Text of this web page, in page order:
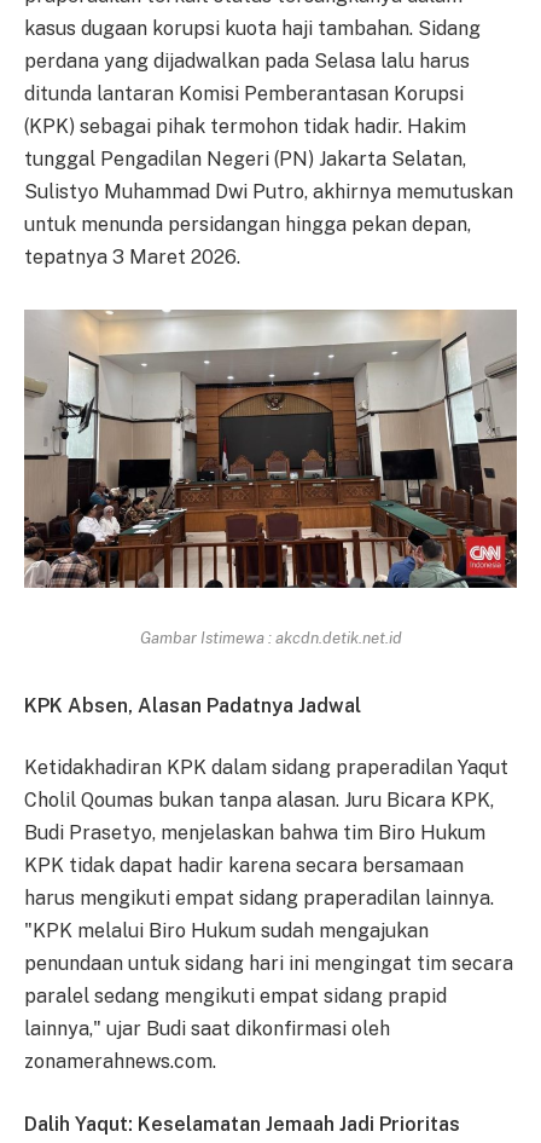
kasus dugaan korupsi kuota haji tambahan. Sidang
perdana yang dijadwalkan pada Selasa lalu harus
ditunda lantaran Komisi Pemberantasan Korupsi
(KPK) sebagai pihak termohon tidak hadir. Hakim
tunggal Pengadilan Negeri (PN) Jakarta Selatan,
Sulistyo Muhammad Dwi Putro, akhirnya memutuskan
untuk menunda persidangan hingga pekan depan,
tepatnya 3 Maret 2026.
Gambar Istimewa : akcdn.detik.net.id
KPK Absen, Alasan Padatnya Jadwal
Ketidakhadiran KPK dalam sidang praperadilan Yaqut
Cholil Qoumas bukan tanpa alasan. Juru Bicara KPK,
Budi Prasetyo, menjelaskan bahwa tim Biro Hukum
KPK tidak dapat hadir karena secara bersamaan
harus mengikuti empat sidang praperadilan lainnya.
"KPK melalui Biro Hukum sudah mengajukan
penundaan untuk sidang hari ini mengingat tim secara
paralel sedang mengikuti empat sidang prapid
lainnya," ujar Budi saat dikonfirmasi oleh
zonamerahnews.com.
Dalih Yaqut: Keselamatan Jemaah Jadi Prioritas